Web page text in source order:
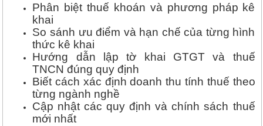
Phân biệt thuế khoán và phương pháp kê
khai
So sánh ưu điểm và hạn chế của từng hình
thức kê khai
Hướng dẫn lập tờ khai GTGT và thuế
TNCN đúng quy định
Biết cách xác định doanh thu tính thuế theo
từng ngành nghề
Cập nhật các quy định và chính sách thuế
mới nhất